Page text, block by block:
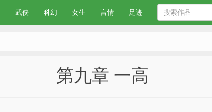
武侠 科幻 女生 言情 足迹
第九章 一高